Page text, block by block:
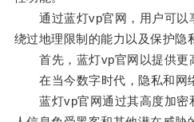
通过蓝灯vp官网，用户可以
绕过地理限制的能力以及保护隐
首先，蓝灯vp官网以提供更
在当今数字时代，隐私和网络
蓝灯vp官网通过其高度加密